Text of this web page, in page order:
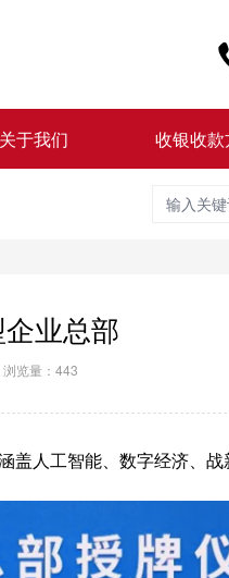
关于我们 收银收款
业总部
浏览量：443
人工智能、数字经济、战